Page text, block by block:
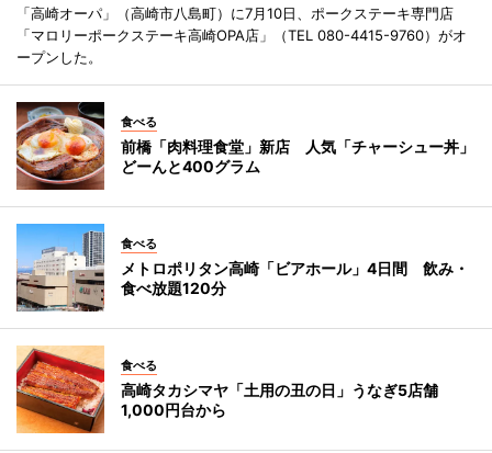
「高崎オーパ」（高崎市八島町）に7月10日、ポークステーキ専門店
「マロリーポークステーキ高崎OPA店」（TEL 080-4415-9760）がオ
ープンした。
食べる
前橋「肉料理食堂」新店 人気「チャーシュー丼」
どーんと400グラム
食べる
メトロポリタン高崎「ビアホール」4日間 飲み・
食べ放題120分
食べる
高崎タカシマヤ「土用の丑の日」うなぎ5店舗
1,000円台から